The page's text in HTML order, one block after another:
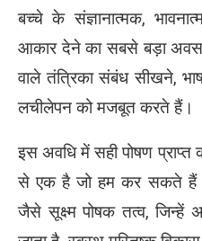
बच्चे के संज्ञानात्मक,
आकार देने का सबसे बड़ा
वाले तंत्रिका संबंध सीखने,
लचीलेपन को मजबूत करते हैं।
इस अवधि में सही पोषण प्राप्त
से एक है जो हम कर सकते
जैसे सूक्ष्म पोषक तत्व, जिन्हें